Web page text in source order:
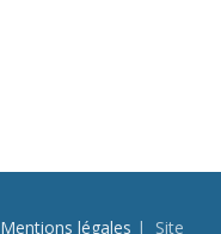
Mentions légales | Site